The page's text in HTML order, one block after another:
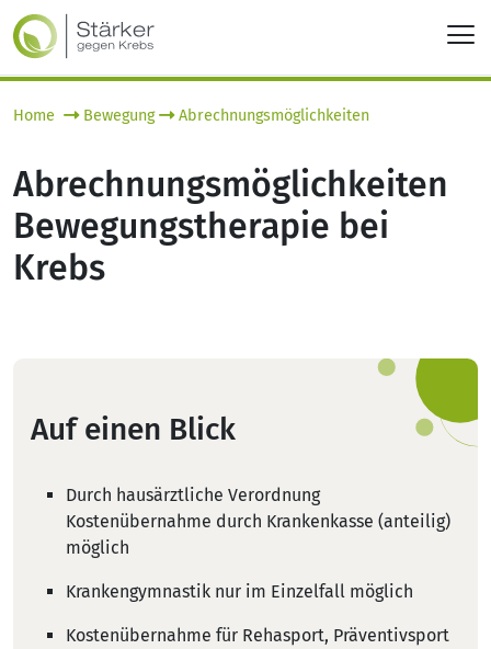
Home Bewegung Abrechnungsmöglichkeiten
Abrechnungsmöglichkeiten
Bewegungstherapie bei
Krebs
Auf einen Blick
Durch hausärztliche Verordnung
Kostenübernahme durch Krankenkasse (anteilig)
möglich
Krankengymnastik nur im Einzelfall möglich
Kostenübernahme für Rehasport, Präventivsport